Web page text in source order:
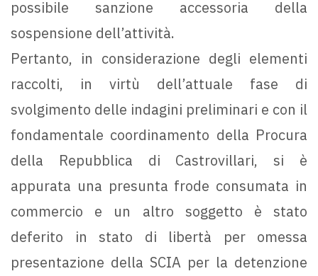
possibile sanzione accessoria della
sospensione dell’attività.
Pertanto, in considerazione degli elementi
raccolti, in virtù dell’attuale fase di
svolgimento delle indagini preliminari e con il
fondamentale coordinamento della Procura
della Repubblica di Castrovillari, si è
appurata una presunta frode consumata in
commercio e un altro soggetto è stato
deferito in stato di libertà per omessa
presentazione della SCIA per la detenzione